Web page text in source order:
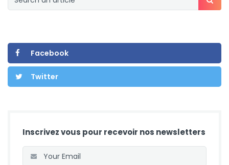
Facebook
Twitter
Inscrivez vous pour recevoir nos newsletters